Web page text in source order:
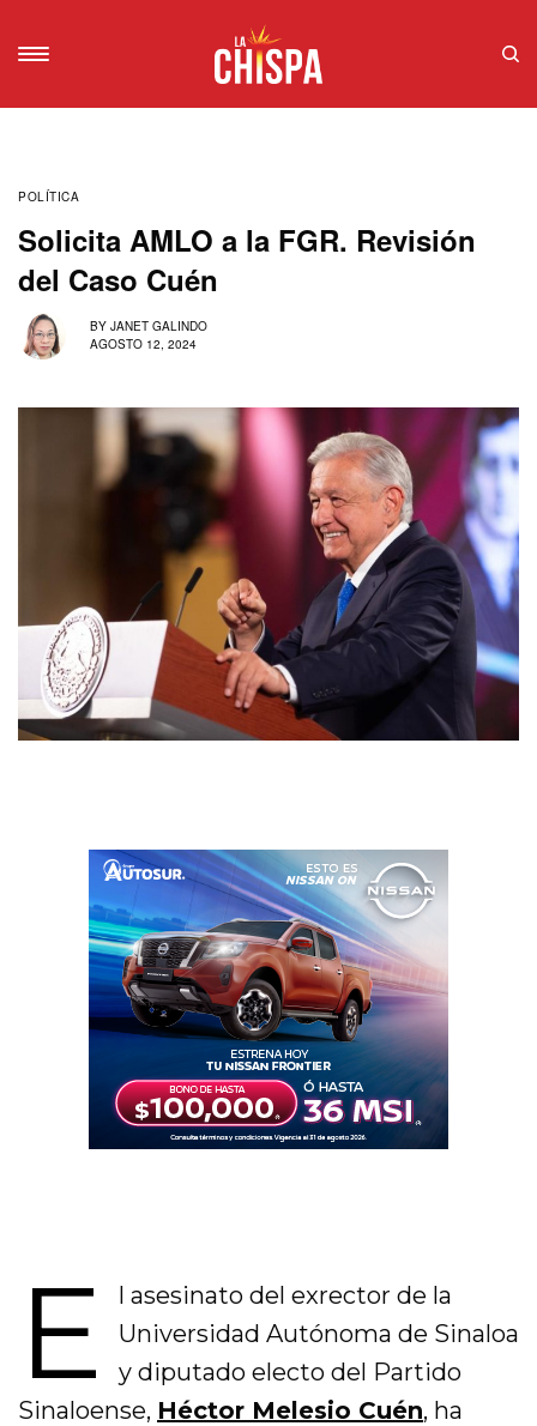
POLÍTICA
Solicita AMLO a la FGR. Revisión
del Caso Cuén
BY JANET GALINDO
AGOSTO 12, 2024
E
l asesinato del exrector de la
Universidad Autónoma de Sinaloa
y diputado electo del Partido
Sinaloense, Héctor Melesio Cuén, ha